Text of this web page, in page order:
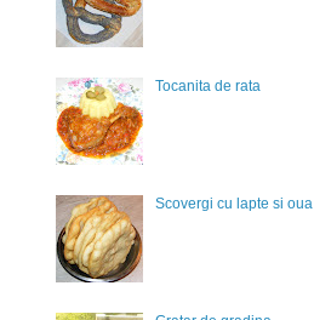
Tocanita de rata
Scovergi cu lapte si oua